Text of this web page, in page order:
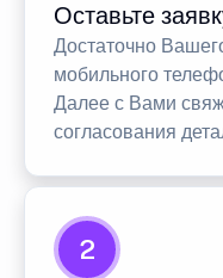
Оставьте
Достаточно
мобильного
Далее с Вами
согласования
2